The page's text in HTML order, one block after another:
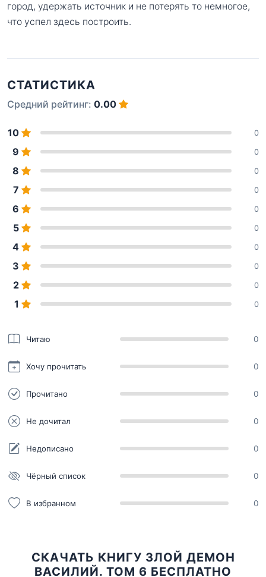
город, удержать источник и не потерять то немногое,
что успел здесь построить.
СТАТИСТИКА
Средний рейтинг: 0.00
10 0
9 0
8 0
7 0
6 0
5 0
4 0
3 0
2 0
1 0
Читаю 0
Хочу прочитать 0
Прочитано 0
Не дочитал 0
Недописано 0
Чёрный список 0
В избранном 0
СКАЧАТЬ КНИГУ ЗЛОЙ ДЕМОН
ВАСИЛИЙ. ТОМ 6 БЕСПЛАТНО